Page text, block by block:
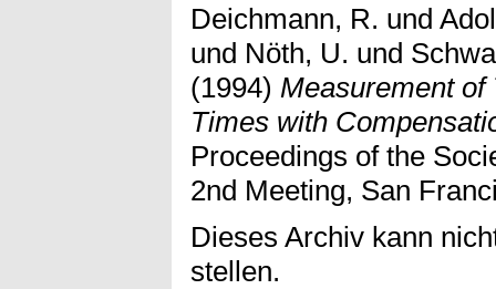
Deichmann, R. und
und Nöth, U. und
(1994) Measurement of
Times with
Proceedings of the
2nd Meeting, San
Dieses Archiv kann
stellen.